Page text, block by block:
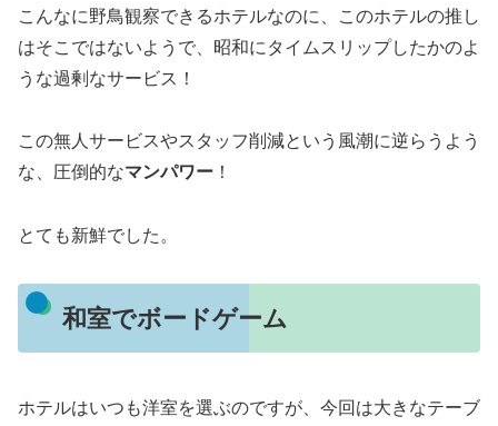
こんなに野鳥観察できるホテルなのに、このホテルの推し
はそこではないようで、昭和にタイムスリップしたかのよ
うな過剰なサービス！
この無人サービスやスタッフ削減という風潮に逆らうよう
な、圧倒的なマンパワー ！
とても新鮮でした。
和室でボードゲーム
ホテルはいつも洋室を選ぶのですが、今回は大きなテーブ